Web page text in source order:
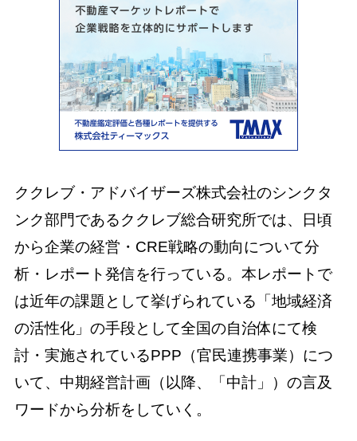
ククレブ・アドバイザーズ株式会社のシンクタ
ンク部門であるククレブ総合研究所では、日頃
から企業の経営・CRE戦略の動向について分
析・レポート発信を行っている。本レポートで
は近年の課題として挙げられている「地域経済
の活性化」の手段として全国の自治体にて検
討・実施されているPPP（官民連携事業）につ
いて、中期経営計画（以降、「中計」）の言及
ワードから分析をしていく。